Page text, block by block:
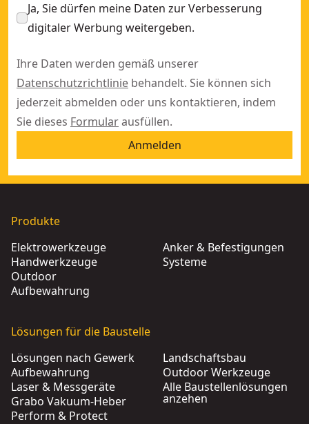
Ja, Sie dürfen meine Daten zur Verbesserung
digitaler Werbung weitergeben.
Ihre Daten werden gemäß unserer
Datenschutzrichtlinie behandelt. Sie können sich
jederzeit abmelden oder uns kontaktieren, indem
Sie dieses Formularausfüllen.
Anmelden
Produkte
Elektrowerkzeuge
Handwerkzeuge
Outdoor
Aufbewahrung
Anker & Befestigungen
Systeme
Lösungen für die Baustelle
Lösungen nach Gewerk
Aufbewahrung
Laser & Messgeräte
Grabo Vakuum-Heber
Perform & Protect
Landschaftsbau
Outdoor Werkzeuge
Alle Baustellenlösungen
anzehen